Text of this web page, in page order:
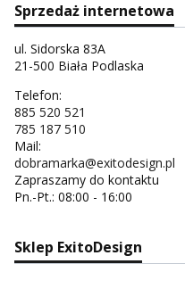
Sprzedaż internetowa
ul. Sidorska 83A
21-500 Biała Podlaska
Telefon:
885 520 521
785 187 510
Mail:
dobramarka@exitodesign.pl
Zapraszamy do kontaktu
Pn.-Pt.: 08:00 - 16:00
Sklep ExitoDesign